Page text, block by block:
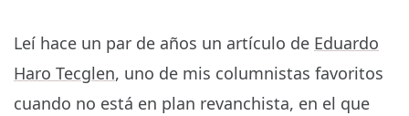
Leí hace un par de años un artículo de Eduardo
Haro Tecglen, uno de mis columnistas favoritos
cuando no está en plan revanchista, en el que